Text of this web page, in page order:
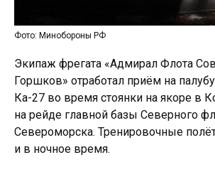
Фото: Минобороны РФ
Экипаж фрегата «Адмирал Флота
Горшков» отработал приём на
Ка-27 во время стоянки на якоре в
на рейде главной базы Северного
Североморска. Тренировочные
и в ночное время.